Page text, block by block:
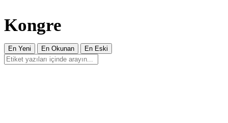
Kongre
En Yeni En Okunan En Eski